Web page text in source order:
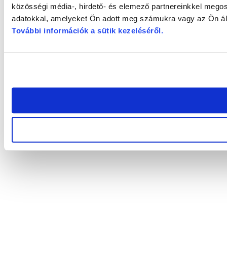
közösségi média-, hirdető- és elemező partnereinkkel
adatokkal, amelyeket Ön adott meg számukra vagy az Ön
További információk a sütik kezeléséről.